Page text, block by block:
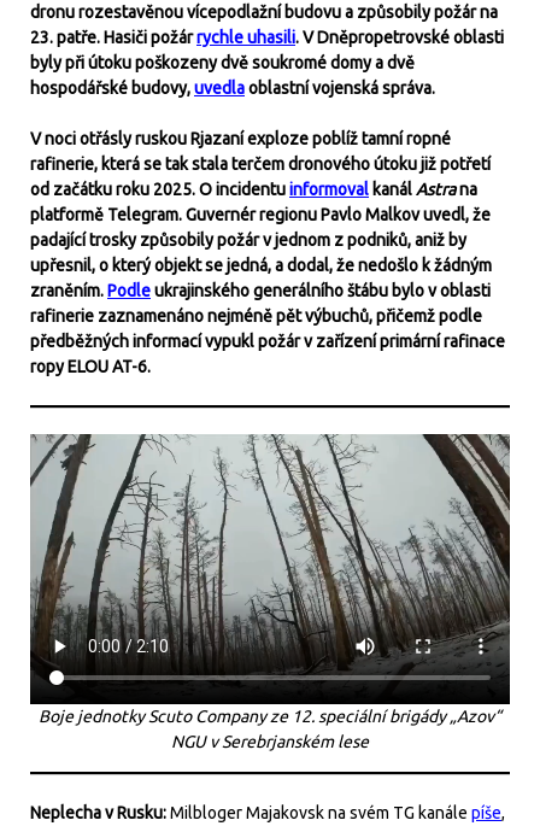
dronu rozestavěnou vícepodlažní budovu a způsobily požár na
23. patře. Hasiči požárrychle uhasili. V Dněpropetrovské oblasti
byly při útoku poškozeny dvě soukromé domy a dvě
hospodářské budovy,uvedlaoblastní vojenská správa.
V noci otřásly ruskou Rjazaní exploze poblíž tamní ropné
rafinerie, která se tak stala terčem dronového útoku již potřetí
od začátku roku 2025. O incidentuinformoval kanálAstrana
platformě Telegram. Guvernér regionu Pavlo Malkov uvedl, že
padající trosky způsobily požár v jednom z podniků, aniž by
upřesnil, o který objekt se jedná, a dodal, že nedošlo k žádným
zraněním.Podleukrajinského generálního štábu bylo v oblasti
rafinerie zaznamenáno nejméně pět výbuchů, přičemž podle
předběžných informací vypukl požár v zařízení primární rafinace
ropy ELOU AT-6.
Boje jednotky Scuto Company ze 12. speciální brigády „Azov“
NGU v Serebrjanském lese
Neplecha v Rusku:Milbloger Majakovsk na svém TG kanále píše,